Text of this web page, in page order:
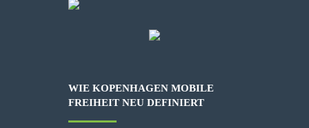
WIE KOPENHAGEN MOBILE
FREIHEIT NEU DEFINIERT